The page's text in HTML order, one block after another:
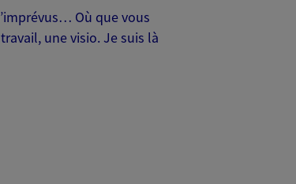
Où que vous
une visio. Je suis là